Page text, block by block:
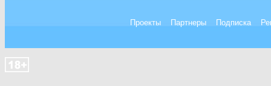
Проекты Партнеры Подписка